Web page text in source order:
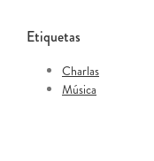
Etiquetas
Charlas
Música